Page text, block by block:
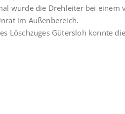
wurde die Drehleiter bei
im Außenbereich.
Löschzuges Gütersloh konnte